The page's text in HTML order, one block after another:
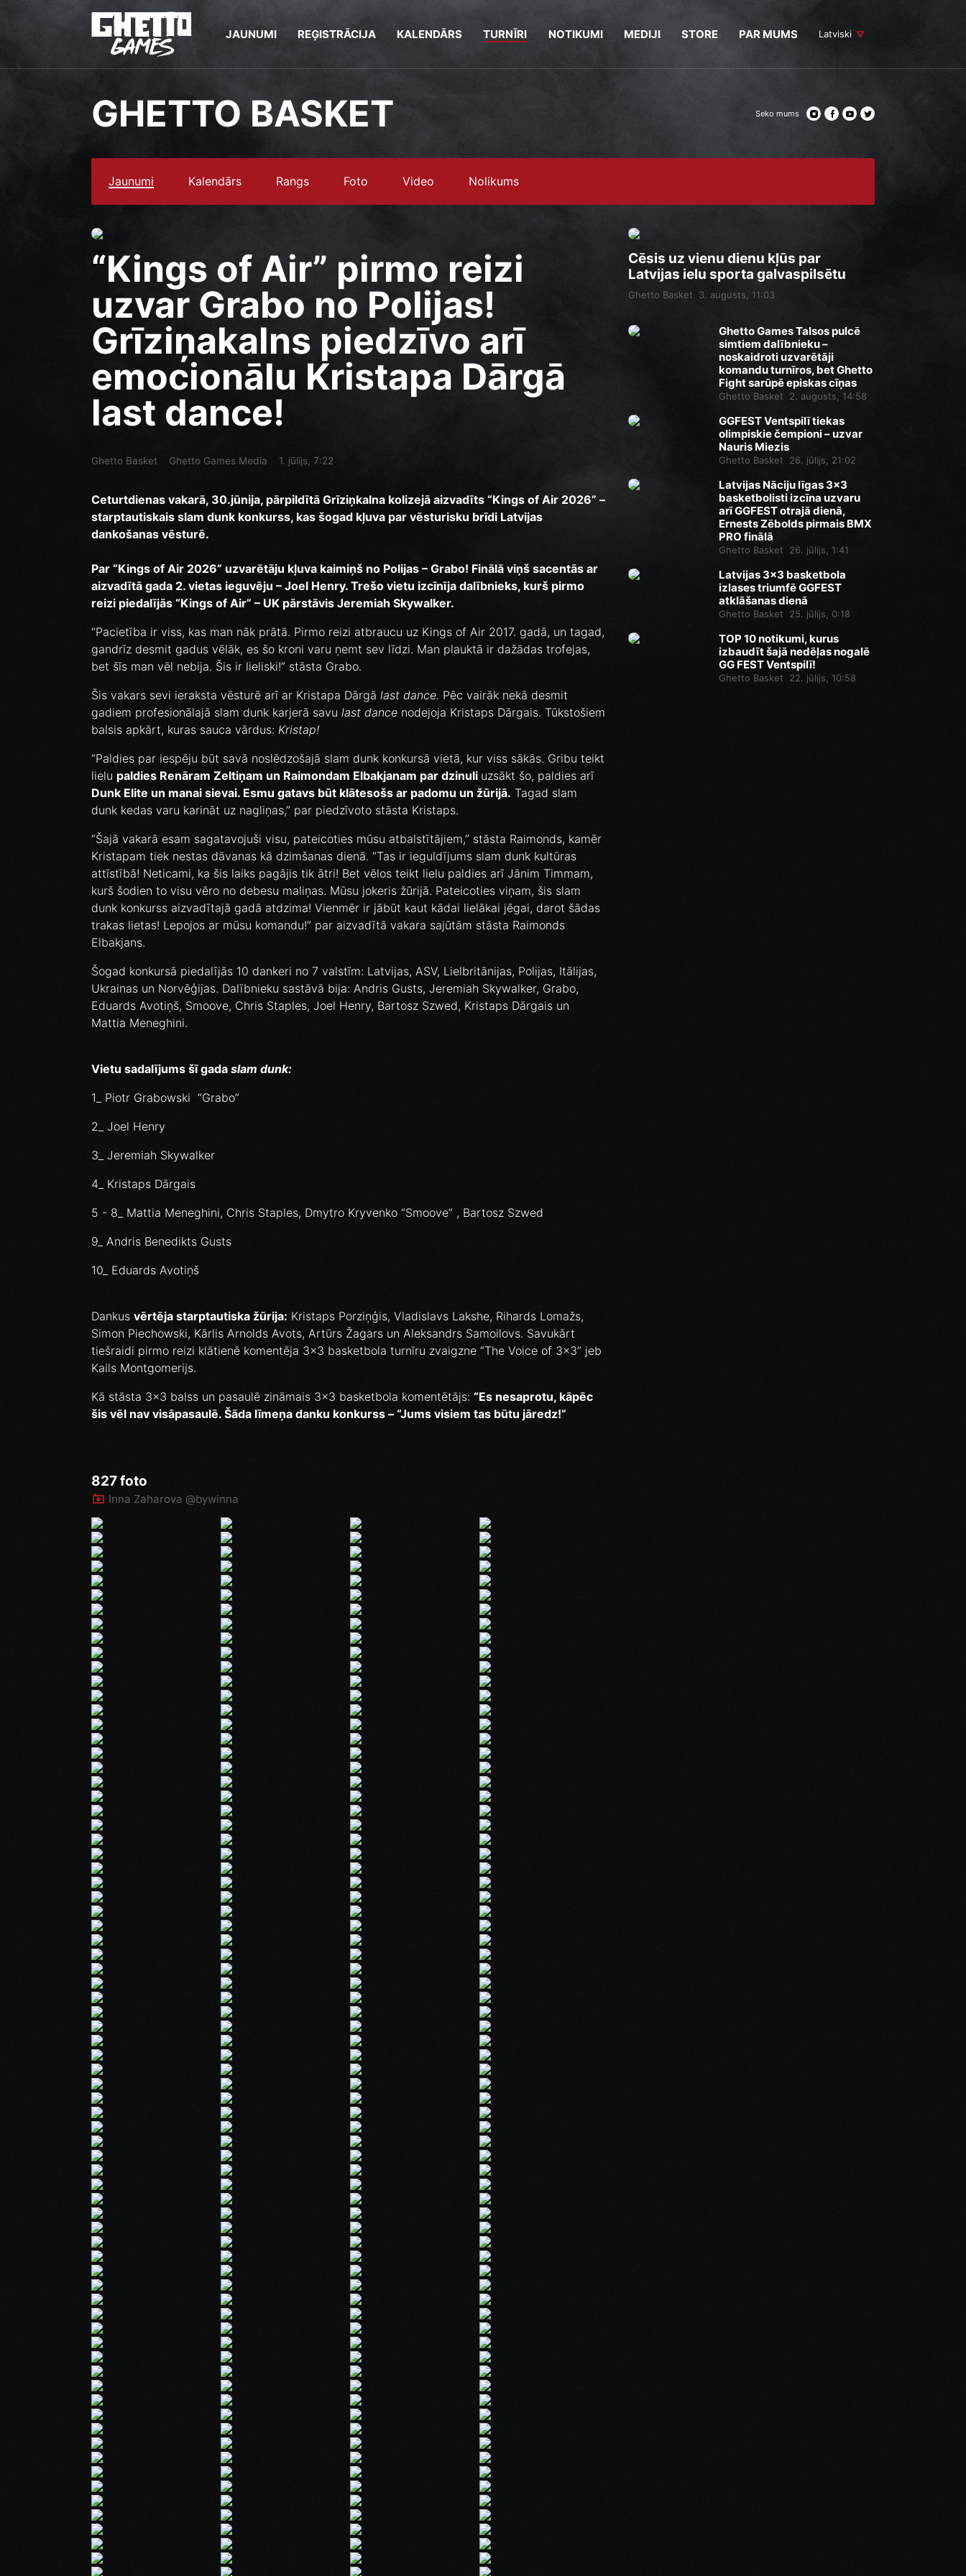
JAUNUMI REĢISTRĀCIJA KALENDĀRS TURNĪRI NOTIKUMI MEDIJI STORE PAR MUMS Latviski
GHETTO BASKET Seko mums
Jaunumi Kalendārs Rangs Foto Video Nolikums
“Kings of Air” pirmo reizi
uzvar Grabo no Polijas!
Grīziņakalns piedzīvo arī
emocionālu Kristapa Dārgā
last dance!
Ghetto Basket Ghetto Games Media 1. jūlijs, 7:22
Ceturtdienas vakarā, 30.jūnija, pārpildītā Grīziņkalna kolizejā aizvadīts “Kings of Air 2026” –
starptautiskais slam dunk konkurss, kas šogad kļuva par vēsturisku brīdi Latvijas
dankošanas vēsturē.
Par “Kings of Air 2026” uzvarētāju kļuva kaimiņš no Polijas – Grabo! Finālā viņš sacentās ar
aizvadītā gada 2. vietas ieguvēju – Joel Henry. Trešo vietu izcīnīja dalībnieks, kurš pirmo
reizi piedalījās “Kings of Air” – UK pārstāvis Jeremiah Skywalker.
“Pacietība ir viss, kas man nāk prātā. Pirmo reizi atbraucu uz Kings of Air 2017. gadā, un tagad,
gandrīz desmit gadus vēlāk, es šo kroni varu ņemt sev līdzi. Man plauktā ir dažādas trofejas,
bet šīs man vēl nebija. Šis ir lieliski!” stāsta Grabo.
Šis vakars sevi ieraksta vēsturē arī ar Kristapa Dārgā last dance. Pēc vairāk nekā desmit
gadiem profesionālajā slam dunk karjerā savu last dance nodejoja Kristaps Dārgais. Tūkstošiem
balsis apkārt, kuras sauca vārdus: Kristap!
“Paldies par iespēju būt savā noslēdzošajā slam dunk konkursā vietā, kur viss sākās. Gribu teikt
lielu paldies Renāram Zeltiņam un Raimondam Elbakjanam par dzinuli uzsākt šo, paldies arī
Dunk Elite un manai sievai. Esmu gatavs būt klātesošs ar padomu un žūrijā. Tagad slam
dunk kedas varu karināt uz nagliņas,” par piedzīvoto stāsta Kristaps.
“Šajā vakarā esam sagatavojuši visu, pateicoties mūsu atbalstītājiem,” stāsta Raimonds, kamēr
Kristapam tiek nestas dāvanas kā dzimšanas dienā. “Tas ir ieguldījums slam dunk kultūras
attīstībā! Neticami, ka šis laiks pagājis tik ātri! Bet vēlos teikt lielu paldies arī Jānim Timmam,
kurš šodien to visu vēro no debesu maliņas. Mūsu jokeris žūrijā. Pateicoties viņam, šis slam
dunk konkurss aizvadītajā gadā atdzima! Vienmēr ir jābūt kaut kādai lielākai jēgai, darot šādas
trakas lietas! Lepojos ar mūsu komandu!” par aizvadītā vakara sajūtām stāsta Raimonds
Elbakjans.
Šogad konkursā piedalījās 10 dankeri no 7 valstīm: Latvijas, ASV, Lielbritānijas, Polijas, Itālijas,
Ukrainas un Norvēģijas. Dalībnieku sastāvā bija: Andris Gusts, Jeremiah Skywalker, Grabo,
Eduards Avotiņš, Smoove, Chris Staples, Joel Henry, Bartosz Szwed, Kristaps Dārgais un
Mattia Meneghini.
Vietu sadalījums šī gada slam dunk:
1_ Piotr Grabowski “Grabo”
2_ Joel Henry
3_ Jeremiah Skywalker
4_ Kristaps Dārgais
5 - 8_ Mattia Meneghini, Chris Staples, Dmytro Kryvenko “Smoove” , Bartosz Szwed
9_ Andris Benedikts Gusts
10_ Eduards Avotiņš
Dankus vērtēja starptautiska žūrija: Kristaps Porziņģis, Vladislavs Lakshe, Rihards Lomažs,
Simon Piechowski, Kārlis Arnolds Avots, Artūrs Žagars un Aleksandrs Samoilovs. Savukārt
tiešraidi pirmo reizi klātienē komentēja 3x3 basketbola turnīru zvaigzne “The Voice of 3x3” jeb
Kails Montgomerijs.
Kā stāsta 3x3 balss un pasaulē zināmais 3x3 basketbola komentētājs: “Es nesaprotu, kāpēc
šis vēl nav visāpasaulē. Šāda līmeņa danku konkurss – “Jums visiem tas būtu jāredz!”
827 foto
Inna Zaharova @bywinna
Cēsis uz vienu dienu kļūs par
Latvijas ielu sporta galvaspilsētu
Ghetto Basket 3. augusts, 11:03
Ghetto Games Talsos pulcē
simtiem dalībnieku –
noskaidroti uzvarētāji
komandu turnīros, bet Ghetto
Fight sarūpē episkas cīņas
Ghetto Basket 2. augusts, 14:58
GGFEST Ventspilī tiekas
olimpiskie čempioni – uzvar
Nauris Miezis
Ghetto Basket 26. jūlijs, 21:02
Latvijas Nāciju līgas 3x3
basketbolisti izcīna uzvaru
arī GGFEST otrajā dienā,
Ernests Zēbolds pirmais BMX
PRO finālā
Ghetto Basket 26. jūlijs, 1:41
Latvijas 3x3 basketbola
izlases triumfē GGFEST
atklāšanas dienā
Ghetto Basket 25. jūlijs, 0:18
TOP 10 notikumi, kurus
izbaudīt šajā nedēļas nogalē
GG FEST Ventspilī!
Ghetto Basket 22. jūlijs, 10:58